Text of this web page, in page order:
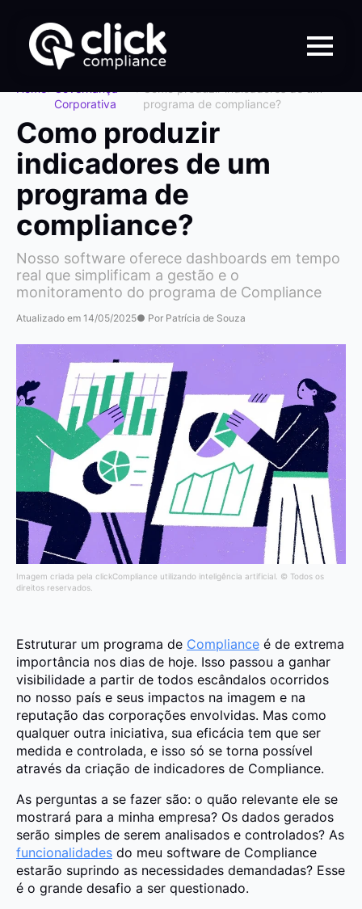
Corporativa
programa de compliance?
Como produzir
indicadores de um
programa de
compliance?
Nosso software oferece dashboards em tempo
real que simplificam a gestão e o
monitoramento do programa de Compliance
Atualizado em 14/05/2025● Por Patrícia de Souza
Imagem criada pela clickCompliance utilizando inteligência artificial. © Todos os
direitos reservados.
Estruturar um programa de Compliance é de extrema
importância nos dias de hoje. Isso passou a ganhar
visibilidade a partir de todos escândalos ocorridos
no nosso país e seus impactos na imagem e na
reputação das corporações envolvidas. Mas como
qualquer outra iniciativa, sua eficácia tem que ser
medida e controlada, e isso só se torna possível
através da criação de indicadores de Compliance.
As perguntas a se fazer são: o quão relevante ele se
mostrará para a minha empresa? Os dados gerados
serão simples de serem analisados e controlados? As
funcionalidades do meu software de Compliance
estarão suprindo as necessidades demandadas? Esse
é o grande desafio a ser questionado.